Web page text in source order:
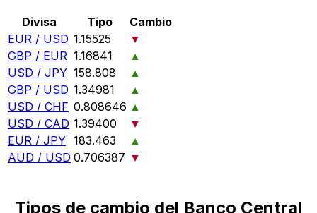
Divisa Tipo
Cambio
EUR / USD 1.15525
▼
GBP / EUR 1.16841
▲
USD / JPY 158.808
▲
GBP / USD 1.34981
▲
USD / CHF 0.808646 ▲
USD / CAD 1.39400
▼
EUR / JPY 183.463
▲
AUD / USD 0.706387 ▼
Tipos de cambio del Banco Central